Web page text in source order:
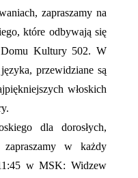
zapraszamy na
które odbywają się
Kultury 502. W
przewidziane są
włoskich
dla dorosłych,
zapraszamy w każdy
w MSK: Widzew